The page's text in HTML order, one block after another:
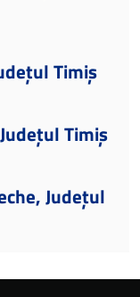
Timiș
Timiș
Județul